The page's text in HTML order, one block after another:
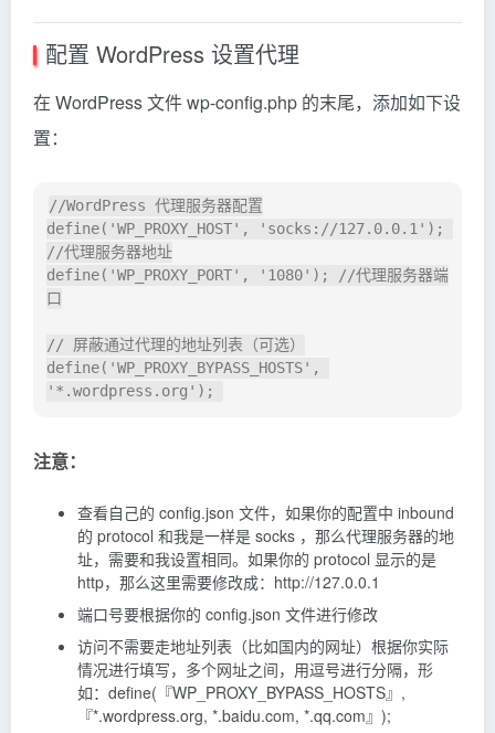
配置 WordPress 设置代理
在 WordPress 文件 wp-config.php 的末尾，添加如下设
置：
//WordPress 代理服务器配置
define('WP_PROXY_HOST', 'socks://127.0.0.1');
//代理服务器地址
define('WP_PROXY_PORT', '1080'); //代理服务器端
口
// 屏蔽通过代理的地址列表（可选）
define('WP_PROXY_BYPASS_HOSTS',
'*.wordpress.org');
注意：
查看自己的 config.json 文件，如果你的配置中 inbound
的 protocol 和我是一样是 socks ，那么代理服务器的地
址，需要和我设置相同。如果你的 protocol 显示的是
http，那么这里需要修改成：http://127.0.0.1
端口号要根据你的 config.json 文件进行修改
访问不需要走地址列表（比如国内的网址）根据你实际
情况进行填写，多个网址之间，用逗号进行分隔，形
如：define(『WP_PROXY_BYPASS_HOSTS』,
『*.wordpress.org, *.baidu.com, *.qq.com』);